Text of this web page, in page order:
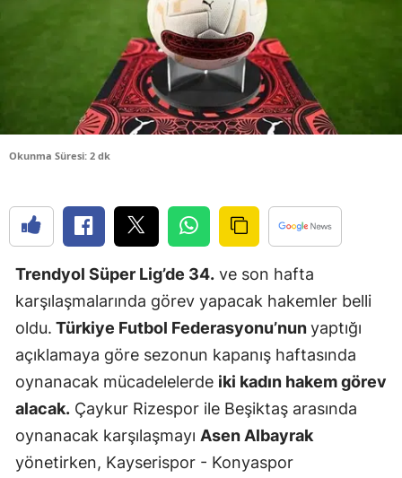
Denizli
Edirne
Elazığ
Erzurum
Eskişehir
Gaziantep
Okunma Süresi: 2 dk
Trendyol Süper Lig’de 34. ve son hafta
karşılaşmalarında görev yapacak hakemler belli
oldu. Türkiye Futbol Federasyonu’nunyaptığı
açıklamaya göre sezonun kapanış haftasında
oynanacak mücadelelerde iki kadın hakem görev
alacak. Çaykur Rizespor ile Beşiktaş arasında
oynanacak karşılaşmayı Asen Albayrak
yönetirken, Kayserispor - Konyaspor